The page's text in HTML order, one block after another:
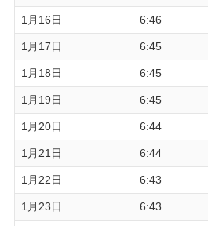
1月16日 6:46
1月17日 6:45
1月18日 6:45
1月19日 6:45
1月20日 6:44
1月21日 6:44
1月22日 6:43
1月23日 6:43